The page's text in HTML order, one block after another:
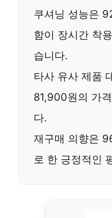
쿠셔닝 성능은
함이 장시간 착
습니다.
타사 유사 제품
81,900원의 가
다.
재구매 의향은
로 한 긍정적인